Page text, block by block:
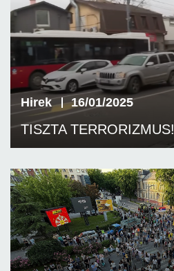
Hirek 16/01/2025
TISZTA TERRORIZMUS!